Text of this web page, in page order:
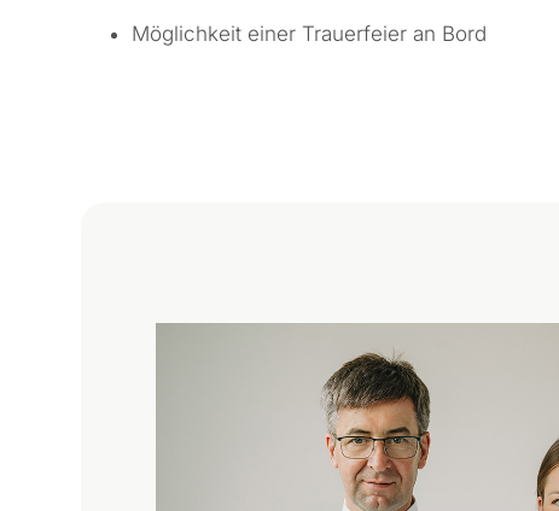
Möglichkeit einer Trauerfeier an Bord